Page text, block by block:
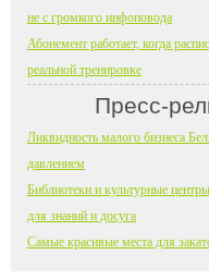
не с громкого инфоповода
Абонемент работает, когда
реальной тренировке
Пресс-
Ликвидность малого бизнеса
давлением
Библиотеки и культурные
для знаний и досуга
Самые красивые места для